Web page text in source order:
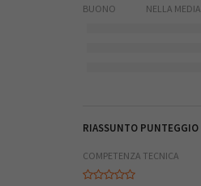
BUONO
NELLA MEDIA
RIASSUNTO PUNTEGGIO
COMPETENZA TECNICA